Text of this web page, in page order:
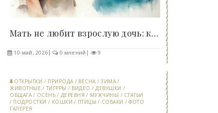
Мать не любит взрослую дочь: ключевые признаки..
10-май, 2026 0 мнений 9
ОТКРЫТКИ / ПРИРОДА / ВЕСНА /ЗИМА /
ЖИВОТНЫЕ / ТИГРРЫ / ВИДЕО /ДЕВУШКИ /
ОБЩАГА / ОСЕНЬ / ДЕРЕВНЯ / МУЖЧИНЫ / СТАТЬИ
/ ПОДРОСТКИ / КОШКИ / ПТИЦЫ / СОБАКИ /ФОТО
ГАЛЕРЕЯ